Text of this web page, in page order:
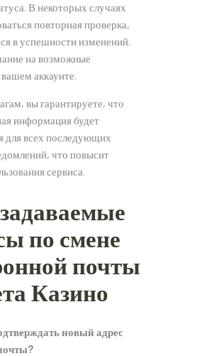
В некоторых случаях
повторная проверка,
в успешности изменений.
на возможные
аккаунте.
вы гарантируете, что
информация будет
для всех последующих
что повысит
сервиса.
по смене
почты
Казино
новый адрес